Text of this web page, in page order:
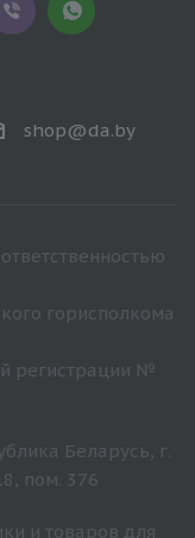
shop@da.by
горисполкома
регистрации №
Беларусь, г.
пом. 376
и товаров для